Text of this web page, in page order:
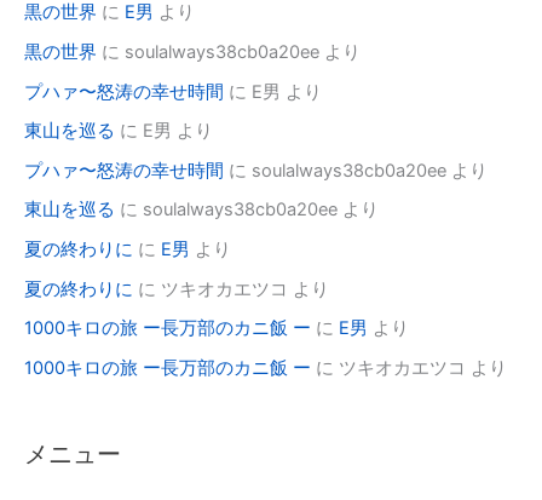
黒の世界 に E男 より
黒の世界 に soulalways38cb0a20ee より
プハァ〜怒涛の幸せ時間 に E男 より
東山を巡る に E男 より
プハァ〜怒涛の幸せ時間 に soulalways38cb0a20ee より
東山を巡る に soulalways38cb0a20ee より
夏の終わりに に E男 より
夏の終わりに に ツキオカエツコ より
1000キロの旅 ー長万部のカニ飯 ー に E男 より
1000キロの旅 ー長万部のカニ飯 ー に ツキオカエツコ より
メニュー